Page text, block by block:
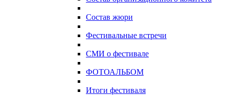
Состав жюри
Фестивальные встречи
СМИ о фестивале
ФОТОАЛЬБОМ
Итоги фестиваля